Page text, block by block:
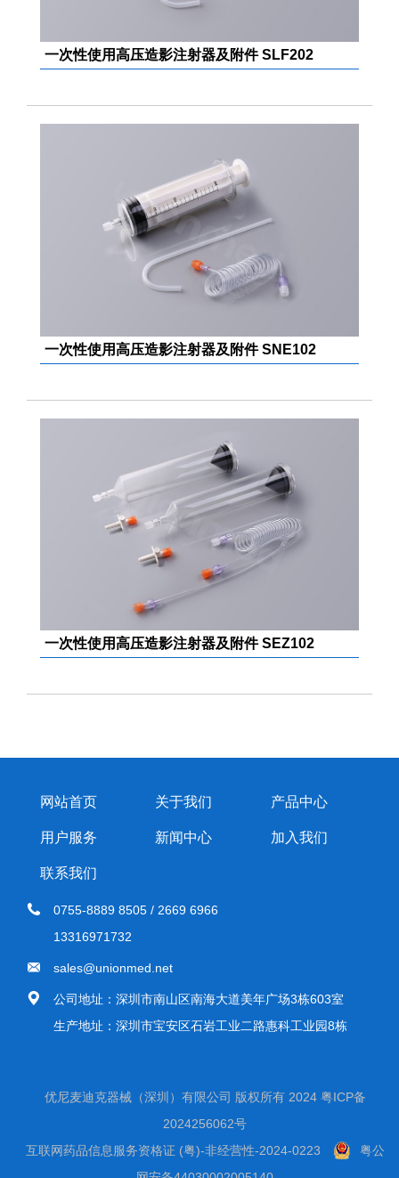
一次性使用高压造影注射器及附件 SLF202
一次性使用高压造影注射器及附件 SNE102
一次性使用高压造影注射器及附件 SEZ102
网站首页 关于我们 产品中心
用户服务 新闻中心 加入我们
联系我们
0755-8889 8505 / 2669 6966
13316971732
sales@unionmed.net
公司地址：深圳市南山区南海大道美年广场3栋603室
生产地址：深圳市宝安区石岩工业二路惠科工业园8栋
优尼麦迪克器械（深圳）有限公司 版权所有 2024 粤ICP备
2024256062号
互联网药品信息服务资格证 (粤)-非经营性-2024-0223
粤公